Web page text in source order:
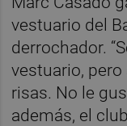
vestuario del
derrochador.
vestuario, pero
risas. No le
además, el